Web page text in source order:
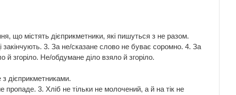
містять дієприкметники, які пишуться з не разом.
закінчують. 3. За не/сказане слово не буває соромно. 4. За
згоріло. Не/обдумане діло взяло й згоріло.
дієприкметниками.
пропаде. 3. Хліб не тільки не молочений, а й на тік не